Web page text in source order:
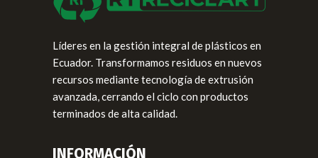
Líderes en la gestión integral de plásticos en
Ecuador. Transformamos residuos en nuevos
recursos mediante tecnología de extrusión
avanzada, cerrando el ciclo con productos
terminados de alta calidad.
INFORMACIÓN